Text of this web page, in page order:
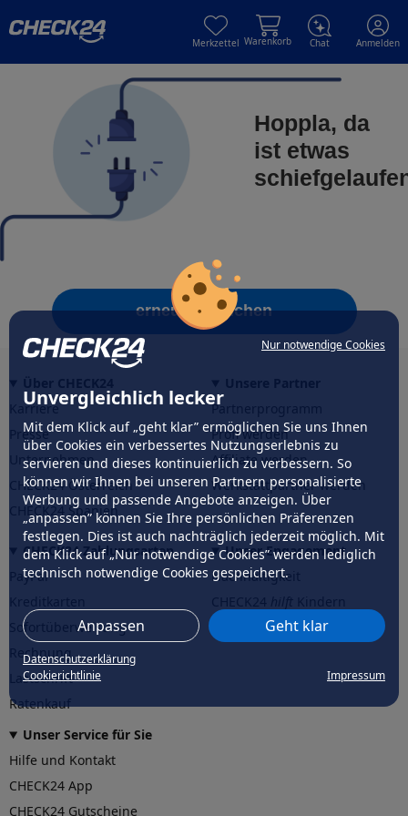
Nur notwendige Cookies
Unvergleichlich lecker
Mit dem Klick auf „geht klar” ermöglichen Sie uns Ihnen
über Cookies ein verbessertes Nutzungserlebnis zu
servieren und dieses kontinuierlich zu verbessern. So
können wir Ihnen bei unseren Partnern personalisierte
Werbung und passende Angebote anzeigen. Über
„anpassen” können Sie Ihre persönlichen Präferenzen
festlegen. Dies ist auch nachträglich jederzeit möglich. Mit
dem Klick auf „Nur notwendige Cookies” werden lediglich
technisch notwendige Cookies gespeichert.
Anpassen Geht klar
Datenschutzerklärung
Cookierichtlinie
Impressum
Merkzettel Warenkorb Chat Anmelden
Hoppla, da
ist etwas
erneut versuchen
Karriere
Presse
Unternehmen
CHECK24 Österreich
CHECK24 Spanien
Partnerprogramm
Profi werden
Affiliate werden
Werkstattpartner werden
CHECK24 Zahlungsarten
PayPal
Sofortüberweisung
Rechnung
Lastschrift
Ratenkauf
Unser Engagement
Nachhaltigkeit
CHECK24hilftder Natur
Unser Service für Sie
Hilfe und Kontakt
CHECK24 App
CHECK24 Gutscheine